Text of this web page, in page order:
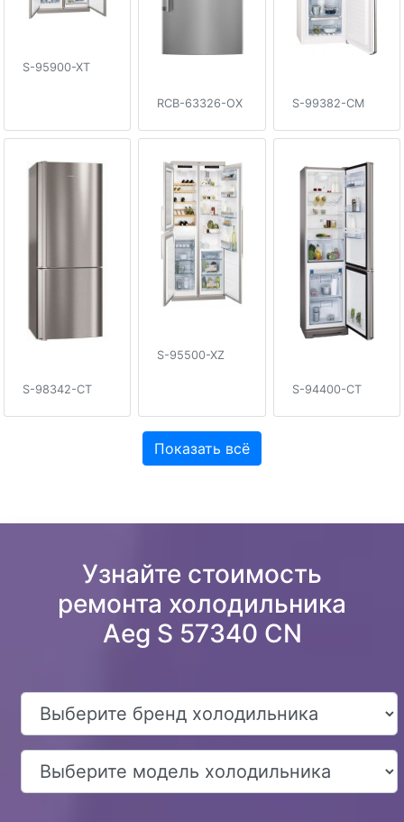
S-95900-XT
RCB-63326-OX S-99382-CM
S-98342-CT
S-95500-XZ
S-94400-CT
Показать всё
Узнайте стоимость
ремонта холодильника
Aeg S 57340 CN